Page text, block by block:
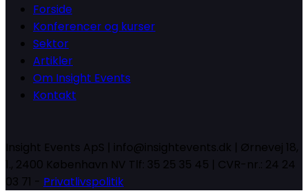
Forside
Konferencer og kurser
Sektor
Artikler
Om Insight Events
Kontakt
Insight Events ApS | info@insightevents.dk | Ørnevej 18,
1., 2400 København NV Tlf: 35 25 35 45 | CVR-nr.: 24 24
03 71 - Privatlivspolitik